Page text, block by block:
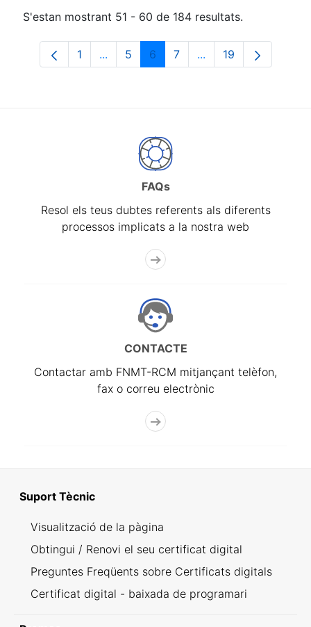
S'estan mostrant 51 - 60 de 184 resultats.
Pàgina
1 ...Pàgines intermèdies Utilitzeu TAB per
Pàgina
5 Pàgina
6 Pàgina
7 ...PàginesPàgina
19
FAQs
Resol els teus dubtes referents als diferents
processos implicats a la nostra web
CONTACTE
Contactar amb FNMT-RCM mitjançant telèfon,
fax o correu electrònic
Suport Tècnic
Visualització de la pàgina
Obtingui / Renovi el seu certificat digital
Preguntes Freqüents sobre Certificats digitals
Certificat digital - baixada de programari